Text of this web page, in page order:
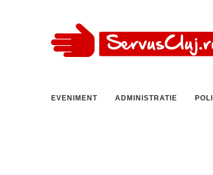
EVENIMENT ADMINISTRATIE